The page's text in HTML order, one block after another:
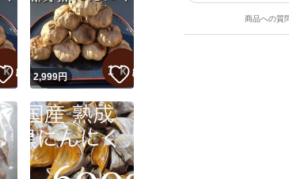
商品への質
いいね！
2,999円 いいね！